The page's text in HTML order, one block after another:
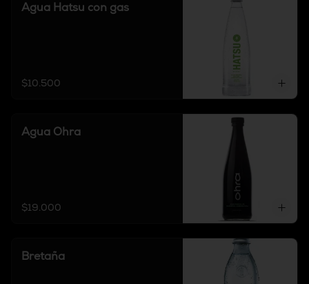
Agua Hatsu con gas
$10.500
Agua Ohra
$19.000
Bretaña